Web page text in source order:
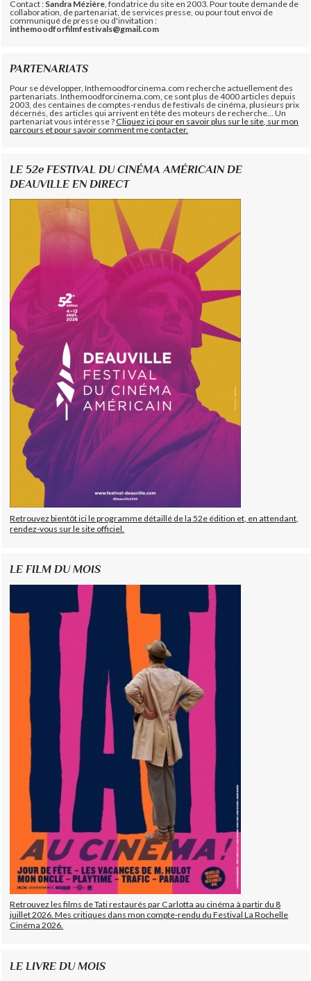
Contact : Sandra Mézière , fondatrice du site en 2003. Pour toute demande de
collaboration, de partenariat, de services presse, ou pour tout envoi de
communiqué de presse ou d'invitation :
inthemoodforfilmfestivals@gmail.com
PARTENARIATS
Pour se développer, Inthemoodforcinema.com recherche actuellement des
partenariats. Inthemoodforcinema.com, ce sont plus de 4000 articles depuis
2003, des centaines de comptes-rendus de festivals de cinéma, plusieurs prix
décernés, des articles qui arrivent en tête des moteurs de recherche... Un
partenariat vous intéresse ?Cliquez ici pour en savoir plus sur le site, sur mon
parcours et pour savoir comment me contacter.
LE 52e FESTIVAL DU CINÉMA AMÉRICAIN DE
DEAUVILLE EN DIRECT
Retrouvez bientôt ici le programme détaillé de la 52e édition et, en attendant,
rendez-vous sur le site officiel.
LE FILM DU MOIS
Retrouvez les films de Tati restaurés par Carlotta au cinéma à partir du 8
juillet 2026. Mes critiques dans mon compte-rendu du Festival La Rochelle
Cinéma 2026.
LE LIVRE DU MOIS